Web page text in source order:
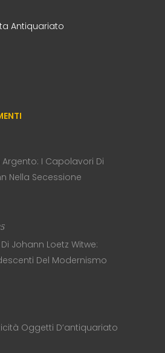
Antiquariato
I Capolavori Di
Nella Secessione
Johann Loetz Witwe:
Del Modernismo
Oggetti D’antiquariato